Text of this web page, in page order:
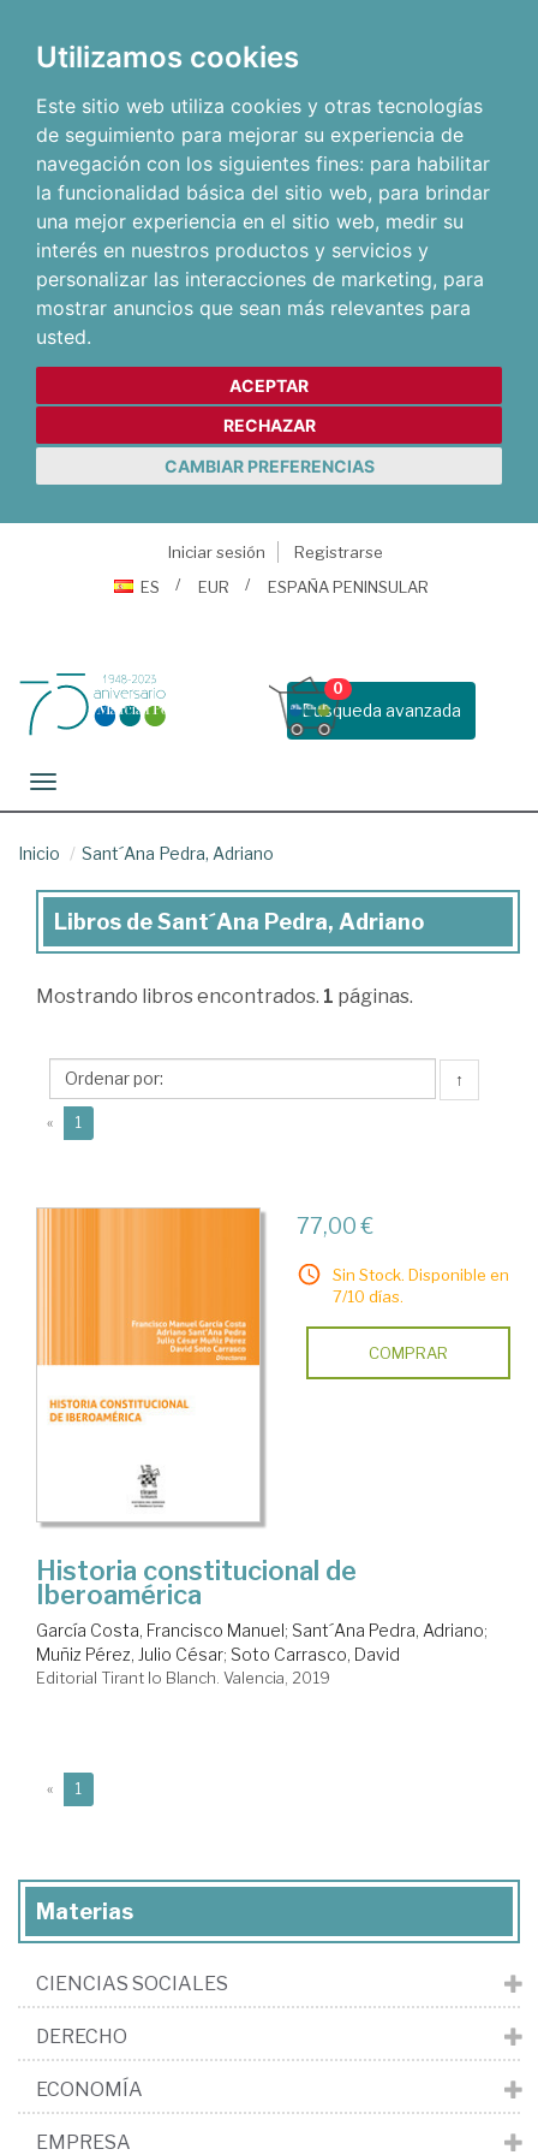
Utilizamos cookies
Este sitio web utiliza cookies y otras tecnologías
de seguimiento para mejorar su experiencia de
navegación con los siguientes fines: para habilitar
la funcionalidad básica del sitio web, para brindar
una mejor experiencia en el sitio web, medir su
interés en nuestros productos y servicios y
personalizar las interacciones de marketing, para
mostrar anuncios que sean más relevantes para
usted.
ACEPTAR
RECHAZAR
CAMBIAR PREFERENCIAS
Iniciar sesión
Registrarse
ES
EUR ESPAÑA PENINSULAR
Busqueda avanzada
0
Toggle navigation
Inicio Sant´Ana Pedra, Adriano
Libros
Sant
Pedra,
Adriano
Libros de Sant´Ana Pedra, Adriano
Mostrando libros encontrados. 1 páginas.
↑
« 1
77,00 €
Sin Stock. Disponible en
7/10 días.
COMPRAR
Historia constitucional de
Iberoamérica
García Costa, Francisco Manuel; Sant´Ana Pedra, Adriano;
Muñiz Pérez, Julio César; Soto Carrasco, David
Editorial Tirant lo Blanch. Valencia, 2019
« 1
Materias
CIENCIAS SOCIALES
DERECHO
ECONOMÍA
EMPRESA